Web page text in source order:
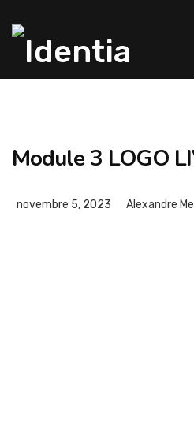
Module 3 LOGO
novembre 5, 2023 Alexandre